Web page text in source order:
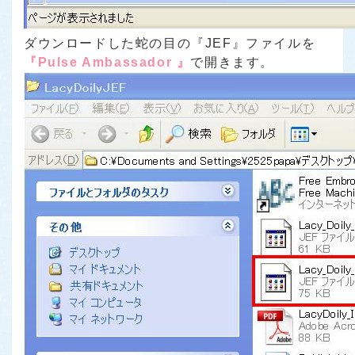
ダウンロードした蛇の目の『JEF』ファイルを
『Pulse Ambassador 』 で開きます。